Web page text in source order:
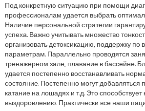
Под конкретную ситуацию при помощи
профессионалам удается выбрать
Наличие персональной стратегии
успеха. Важно учитывать множество
организовать детоксикацию, поддержку
параметрам. Параллельно проводятся
тренажерном зале, плавание в бассейне.
удается постепенно восстанавливать
состояние. Постепенно могут добавляться
катание на лошадях и т.д. Это
выздоровлению. Практически все наши